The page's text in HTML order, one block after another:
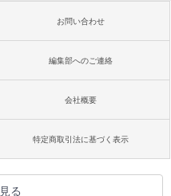
お問い合わせ
編集部へのご連絡
会社概要
特定商取引法に基づく表示
る